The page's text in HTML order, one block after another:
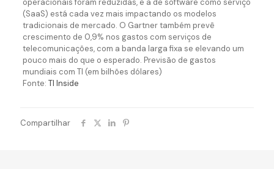
operacionais foram reduzidas, e a de software como serviço
(SaaS) está cada vez mais impactando os modelos
tradicionais de mercado. O Gartner também prevê
crescimento de 0,9% nos gastos com serviços de
telecomunicações, com a banda larga fixa se elevando um
pouco mais do que o esperado. Previsão de gastos
mundiais com TI (em bilhões dólares)
Fonte: TI Inside
Compartilhar